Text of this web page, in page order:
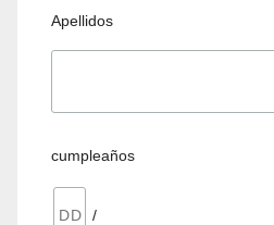
Apellidos
cumpleaños
/